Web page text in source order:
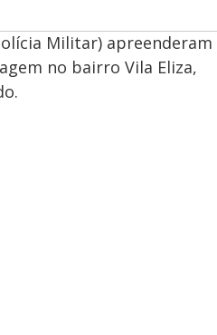
Militar) apreenderam
no bairro Vila Eliza,